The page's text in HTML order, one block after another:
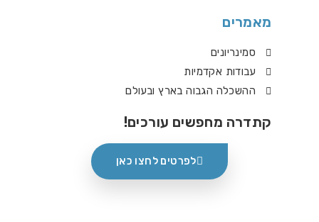
מאמרים
סמינריונים
עבודות אקדמיות
ההשכלה הגבוה בארץ ובעולם
קתדרה מחפשים עורכים!
לפרטים לחצו כאן